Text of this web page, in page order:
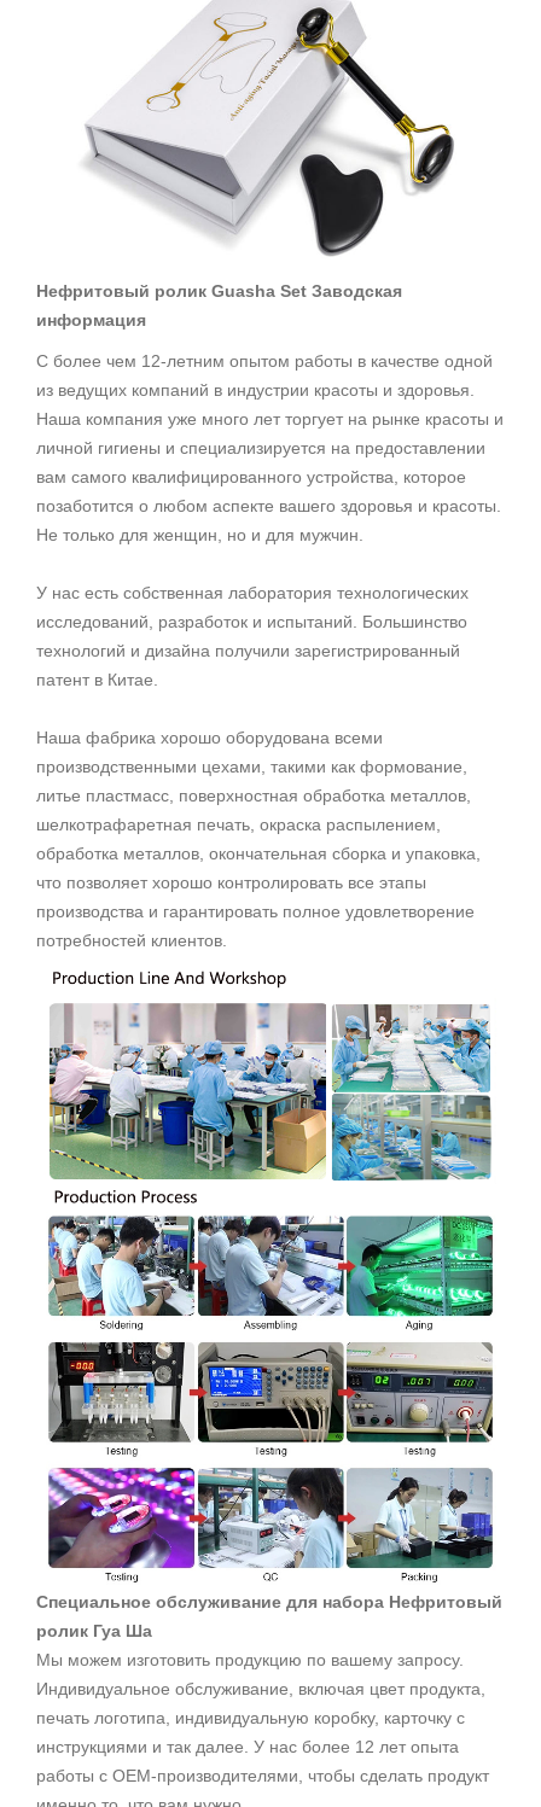
Нефритовый ролик Guasha Set Заводская
информация
С более чем 12-летним опытом работы в качестве одной
из ведущих компаний в индустрии красоты и здоровья.
Наша компания уже много лет торгует на рынке красоты и
личной гигиены и специализируется на предоставлении
вам самого квалифицированного устройства, которое
позаботится о любом аспекте вашего здоровья и красоты.
Не только для женщин, но и для мужчин.
У нас есть собственная лаборатория технологических
исследований, разработок и испытаний. Большинство
технологий и дизайна получили зарегистрированный
патент в Китае.
Наша фабрика хорошо оборудована всеми
производственными цехами, такими как формование,
литье пластмасс, поверхностная обработка металлов,
шелкотрафаретная печать, окраска распылением,
обработка металлов, окончательная сборка и упаковка,
что позволяет хорошо контролировать все этапы
производства и гарантировать полное удовлетворение
потребностей клиентов.
Специальное обслуживание для набора Нефритовый
ролик Гуа Ша
Мы можем изготовить продукцию по вашему запросу.
Индивидуальное обслуживание, включая цвет продукта,
печать логотипа, индивидуальную коробку, карточку с
инструкциями и так далее. У нас более 12 лет опыта
работы с OEM-производителями, чтобы сделать продукт